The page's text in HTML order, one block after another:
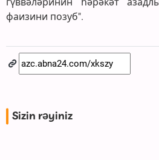
фаизини позуб".
Sizin rəyiniz